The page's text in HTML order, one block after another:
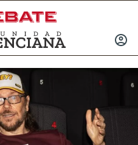
INICIAR